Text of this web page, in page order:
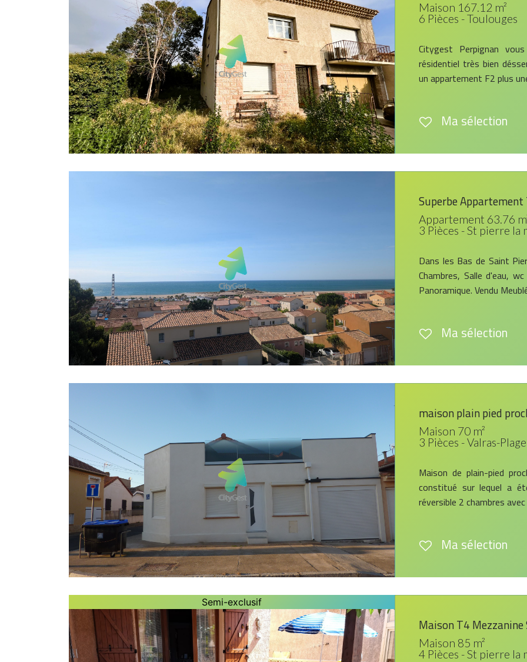
Maison 167.12 m²
6 Pièces - Toulouges
Citygest Perpignan
résidentiel très bien
un appartement F2 plus
Ma sélection
Superbe
Appartement 63.76
3 Pièces - St pierre la
Dans les Bas de Saint
Chambres, Salle d'eau,
Panoramique. Vendu
Ma sélection
maison plain pied
Maison 70 m²
3 Pièces - Valras-Plage
Maison de plain-pied
constitué sur lequel a
réversible 2 chambres
Ma sélection
Semi-exclusif
Maison T4 Mezzanine
Maison 85 m²
4 Pièces - St pierre la